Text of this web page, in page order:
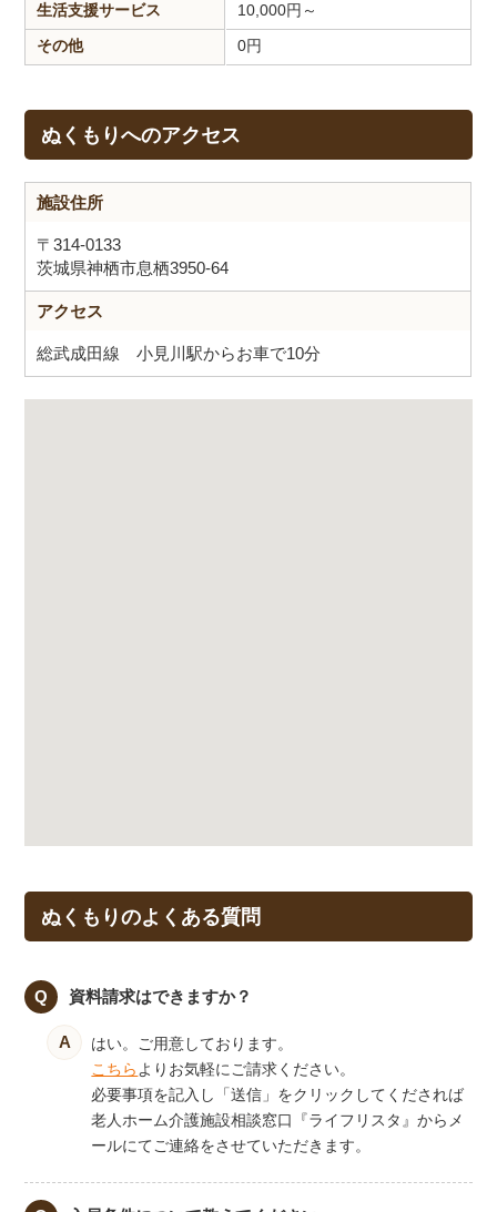
生活支援サービス
その他
10,000円～
0円
ぬくもりへのアクセス
施設住所
〒314-0133
茨城県神栖市息栖3950-64
アクセス
総武成田線 小見川駅からお車で10分
ぬくもりのよくある質問
資料請求はできますか？
はい。ご用意しております。
こちら よりお気軽にご請求ください。
必要事項を記入し「送信」をクリックしてくだされば
老人ホーム介護施設相談窓口『ライフリスタ』からメ
ールにてご連絡をさせていただきます。